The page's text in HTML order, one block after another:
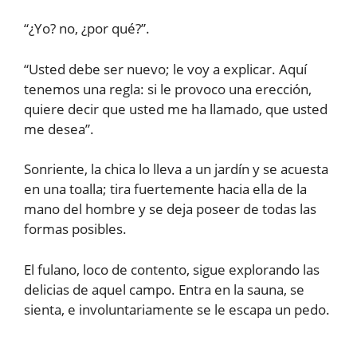
“¿Yo? no, ¿por qué?”.
“Usted debe ser nuevo; le voy a explicar. Aquí
tenemos una regla: si le provoco una erección,
quiere decir que usted me ha llamado, que usted
me desea”.
Sonriente, la chica lo lleva a un jardín y se acuesta
en una toalla; tira fuertemente hacia ella de la
mano del hombre y se deja poseer de todas las
formas posibles.
El fulano, loco de contento, sigue explorando las
delicias de aquel campo. Entra en la sauna, se
sienta, e involuntariamente se le escapa un pedo.